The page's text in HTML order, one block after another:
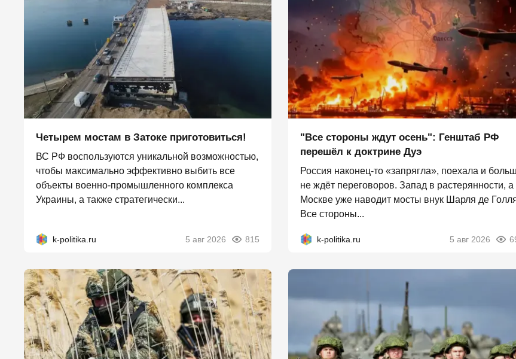
Четырем мостам в Затоке приготовиться!
ВС РФ воспользуются уникальной возможностью,
чтобы максимально эффективно выбить все
объекты военно-промышленного комплекса
Украины, а также стратегически...
k-politika.ru 5 авг 2026 815
"Все стороны ждут осень": Генштаб РФ
перешёл к доктрине Дуэ
Россия наконец-то «запрягла», поехала и
не ждёт переговоров. Запад в растерянности, а
Москве уже наводит мосты внук Шарля де
Все стороны...
k-politika.ru 5 авг 2026